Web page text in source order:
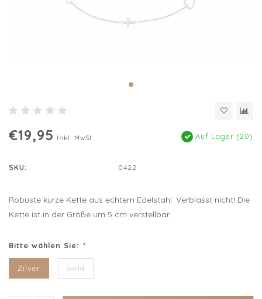
€19,95 Inkl. MwSt. Auf Lager (20)
SKU: 0422
Robuste kurze Kette aus echtem Edelstahl. Verblasst nicht! Die
Kette ist in der Größe um 5 cm verstellbar.
Bitte wählen Sie: *
Zilver Gold